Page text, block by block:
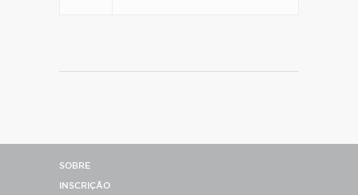
SOBRE
INSCRIÇÃO